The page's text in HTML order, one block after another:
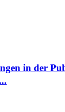
in der